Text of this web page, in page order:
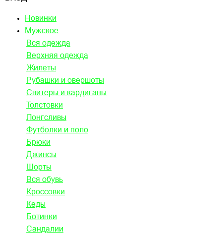
Новинки
Мужское
Вся одежда
Верхняя одежда
Жилеты
Рубашки и овершоты
Свитеры и кардиганы
Толстовки
Лонгсливы
Футболки и поло
Брюки
Джинсы
Шорты
Вся обувь
Кроссовки
Кеды
Ботинки
Сандалии